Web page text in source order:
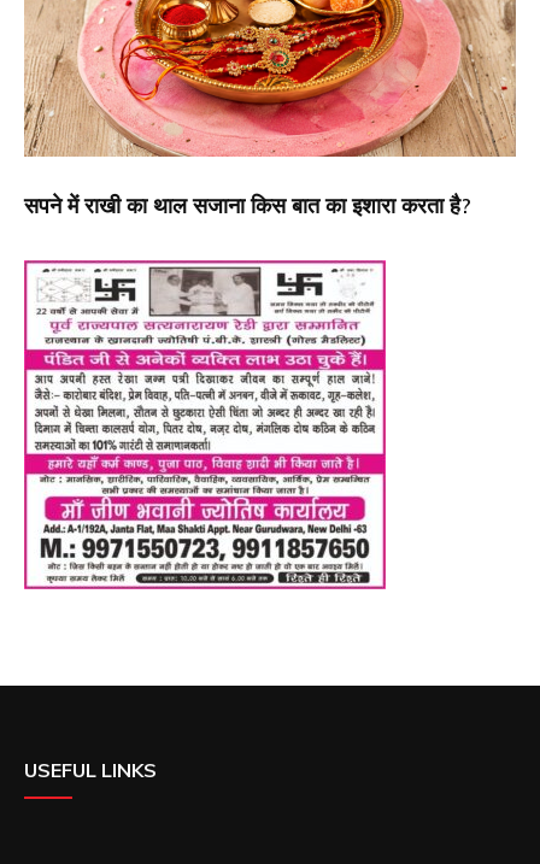
सपने में राखी का थाल सजाना किस बात का इशारा करता है?
USEFUL LINKS